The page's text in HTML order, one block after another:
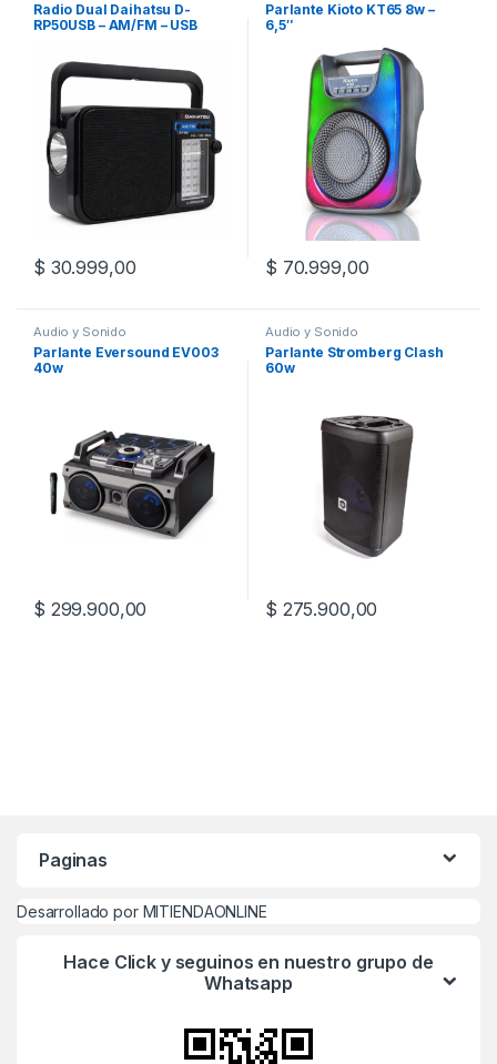
Radio Dual Daihatsu D-
RP50USB – AM/FM – USB
$ 30.999,00
Parlante Kioto KT65 8w –
6,5″
$ 70.999,00
Audio y Sonido
Parlante Eversound EV003
40w
$ 299.900,00
Audio y Sonido
Parlante Stromberg Clash
60w
$ 275.900,00
Paginas
Desarrollado por MITIENDAONLINE
Hace Click y seguinos en nuestro grupo de
Whatsapp